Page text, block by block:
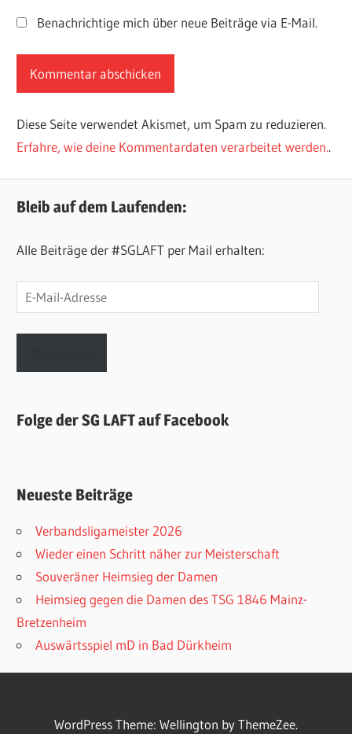
Benachrichtige mich über neue Beiträge via E-Mail.
Diese Seite verwendet Akismet, um Spam zu reduzieren.
Erfahre, wie deine Kommentardaten verarbeitet werden..
Bleib auf dem Laufenden:
Alle Beiträge der #SGLAFT per Mail erhalten:
E-
Mail-
Adresse
Folge der SG LAFT auf Facebook
Neueste Beiträge
Verbandsligameister 2026
Wieder einen Schritt näher zur Meisterschaft
Souveräner Heimsieg der Damen
Heimsieg gegen die Damen des TSG 1846 Mainz-
Bretzenheim
Auswärtsspiel mD in Bad Dürkheim
WordPress Theme: Wellington by ThemeZee.